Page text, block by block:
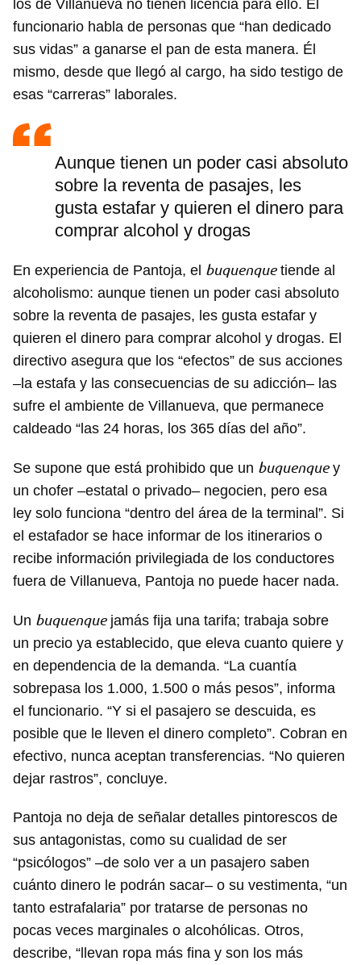
los de Villanueva no tienen licencia para ello. El
funcionario habla de personas que “han dedicado
sus vidas” a ganarse el pan de esta manera. Él
mismo, desde que llegó al cargo, ha sido testigo de
esas “carreras” laborales.
Aunque tienen un poder casi absoluto
sobre la reventa de pasajes, les
gusta estafar y quieren el dinero para
comprar alcohol y drogas
En experiencia de Pantoja, el buquenquetiende al
alcoholismo: aunque tienen un poder casi absoluto
sobre la reventa de pasajes, les gusta estafar y
quieren el dinero para comprar alcohol y drogas. El
directivo asegura que los “efectos” de sus acciones
–la estafa y las consecuencias de su adicción– las
sufre el ambiente de Villanueva, que permanece
caldeado “las 24 horas, los 365 días del año”.
Se supone que está prohibido que un buquenquey
un chofer –estatal o privado– negocien, pero esa
ley solo funciona “dentro del área de la terminal”. Si
el estafador se hace informar de los itinerarios o
recibe información privilegiada de los conductores
fuera de Villanueva, Pantoja no puede hacer nada.
Un buquenquejamás fija una tarifa; trabaja sobre
un precio ya establecido, que eleva cuanto quiere y
en dependencia de la demanda. “La cuantía
sobrepasa los 1.000, 1.500 o más pesos”, informa
el funcionario. “Y si el pasajero se descuida, es
posible que le lleven el dinero completo”. Cobran en
efectivo, nunca aceptan transferencias. “No quieren
dejar rastros”, concluye.
Pantoja no deja de señalar detalles pintorescos de
sus antagonistas, como su cualidad de ser
“psicólogos” –de solo ver a un pasajero saben
cuánto dinero le podrán sacar– o su vestimenta, “un
tanto estrafalaria” por tratarse de personas no
pocas veces marginales o alcohólicas. Otros,
describe, “llevan ropa más fina y son los más